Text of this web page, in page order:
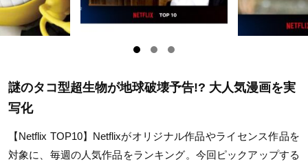
謎のタコ型超生物が地球破壊予告!? 大人気漫画を実
写化
【Netflix TOP10】Netflixがオリジナル作品やライセンス作品を
対象に、毎週の人気作品をランキング。今回ピックアップする